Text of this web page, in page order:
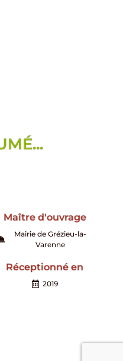
Maître d'ouvrage
Mairie de Grézieu-la-
Varenne
Réceptionné en
2019